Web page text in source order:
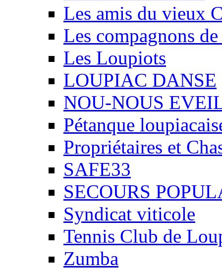
Les amis du vieux
Les compagnons
Les Loupiots
LOUPIAC DANSE
NOU-NOUS
Pétanque
Propriétaires et
SAFE33
SECOURS
Syndicat viticole
Tennis Club de
Zumba